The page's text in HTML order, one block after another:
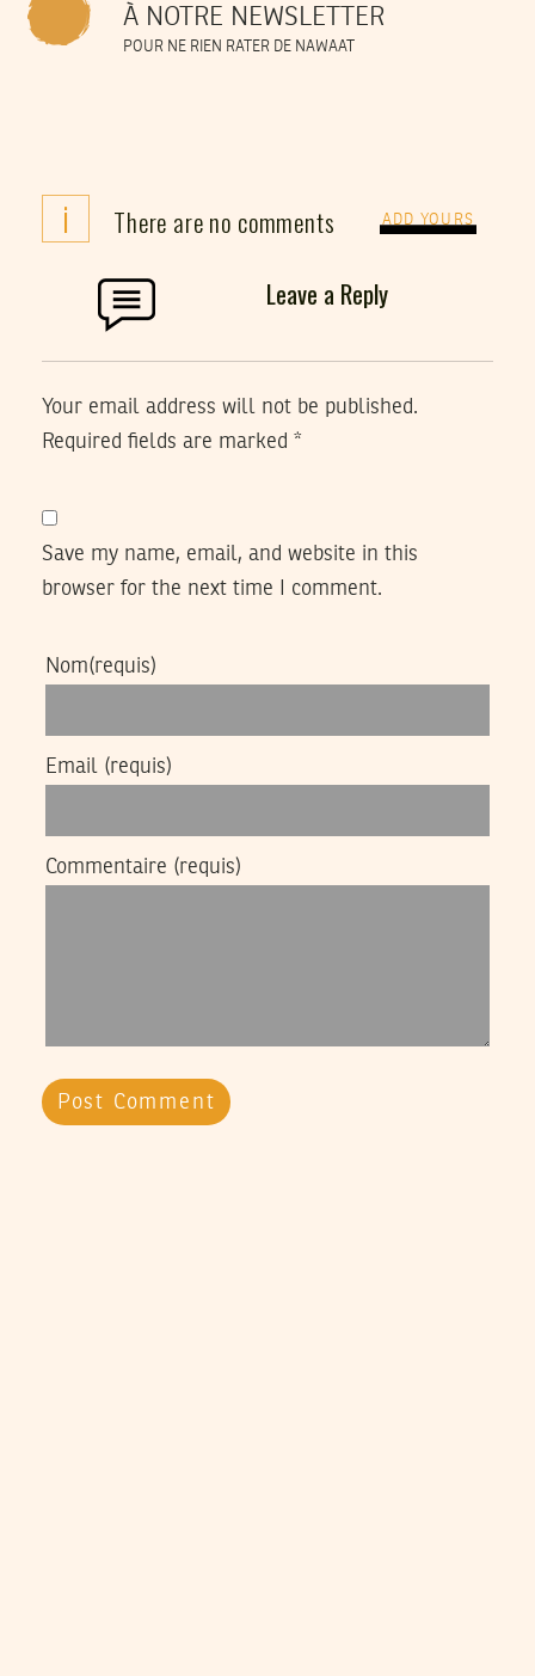
À NOTRE NEWSLETTER
POUR NE RIEN RATER DE NAWAAT
i There are no comments ADD YOURS
Leave a Reply
Your email address will not be published.
Required fields are marked *
Save my name, email, and website in this
browser for the next time I comment.
Nom(requis)
Email (requis)
Commentaire (requis)